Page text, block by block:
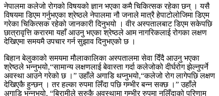
नेपालमा कलेजो रोगको विषयको ज्ञान भएका कमै चिकित्सक रहेका छन् । यसै
विषयमा डिएम गर्नुभएका श्रेष्ठले नेपालमा नौ जनाले मात्रै हेपाटोलोजिमा डिएम
गरेका चिकित्सक रहेको जानकारी दिनुभयो । वीर अस्पतालबाट डिएम सकेपछि
छात्रावृत्ति करारमा यहाँ आउनु भएका श्रेष्ठले आम नागरिकलाई रोगका लक्षण
देखिएमा समयमै उपचार गर्न सुझाव दिनुभएको छ ।
बिहान बेलुकाको समयमा मौलाकालिका अस्पतालमा सेवा दिँदै आउनु भएका
श्रेष्ठले भन्नुभयो,“सामान्य लक्षणलाई बेवास्ता गर्दा कलेजोको दीर्घरोग झेल्नुपर्ने
अवस्था आउने गरेको छ ।” उहाँले अगाडि थप्नुभयो,“कलेजो रोग लागेपछि लक्षण
देखिएकै हुन्छन् । तर हल्का रुपमा लिँदा पछि गम्भीर बन्न सक्छ ।” उहाँले
अगाडि भन्नुभयो, “बिरामीले सुरुकै अवस्थामा गम्भीर रुपमा नलिँदाको परिणाम